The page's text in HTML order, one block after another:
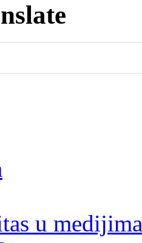
u medijima